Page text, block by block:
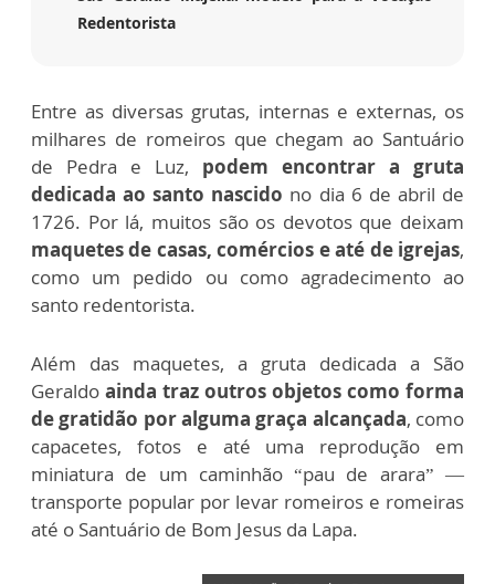
Redentorista
Entre as diversas grutas, internas e externas, os
milhares de romeiros que chegam ao Santuário
de Pedra e Luz, podem encontrar a gruta
dedicada ao santo nascido no dia 6 de abril de
1726. Por lá, muitos são os devotos que deixam
maquetes de casas, comércios e até de igrejas,
como um pedido ou como agradecimento ao
santo redentorista.
Além das maquetes, a gruta dedicada a São
Geraldo ainda traz outros objetos como forma
de gratidão por alguma graça alcançada, como
capacetes, fotos e até uma reprodução em
miniatura de um caminhão “pau de arara” —
transporte popular por levar romeiros e romeiras
até o Santuário de Bom Jesus da Lapa.